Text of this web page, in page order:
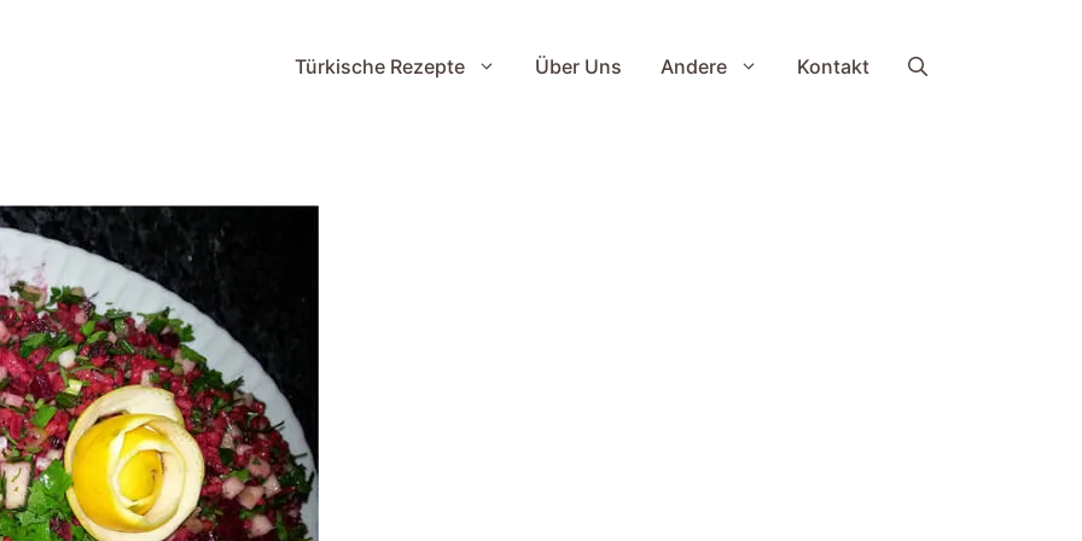
Türkische Rezepte Über Uns Andere Kontakt